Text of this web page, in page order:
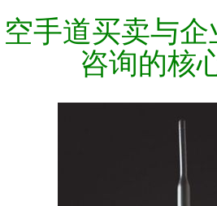
空手道买卖与
咨询的核